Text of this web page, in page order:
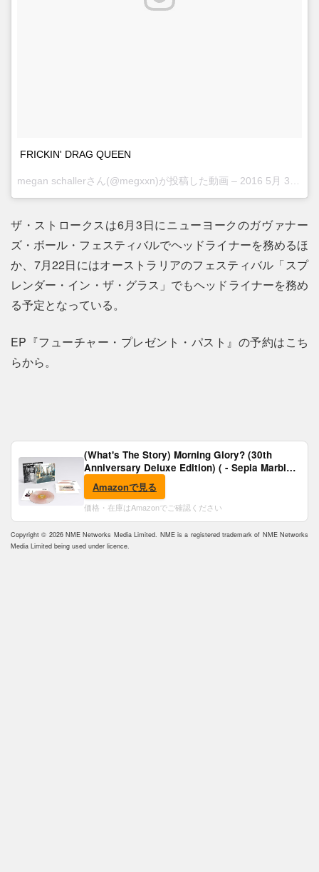
FRICKIN' DRAG QUEEN
megan schallerさん(@megxxn)が投稿した動画 – 2016 5月 31 9:11午後 PDT
ザ・ストロークスは6月3日にニューヨークのガヴァナー
ズ・ボール・フェスティバルでヘッドライナーを務めるほ
か、7月22日にはオーストラリアのフェスティバル「スプ
レンダー・イン・ザ・グラス」でもヘッドライナーを務め
る予定となっている。
EP『フューチャー・プレゼント・パスト』の予約はこち
らから。
(What's The Story) Morning Glory? (30th
Anniversary Deluxe Edition) ( - Sepia Marble
Vinyl) [Analog]
Amazonで見る
価格・在庫はAmazonでご確認ください
Copyright © 2026 NME Networks Media Limited. NME is a registered trademark of NME Networks
Media Limited being used under licence.